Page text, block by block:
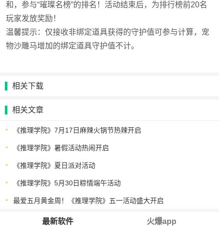
和，参与“璀璨名榜”的排名！活动结束后，为排行榜前20名
玩家发放奖励！
温馨提示：仅接收非绑定道具获得的守护值可参与计算，宠
物沙雕马增加的绑定道具守护值不计。
相关下载
相关文章
《推理学院》7月17日麻辣火锅节热辣开启
《推理学院》暑假活动热闹开启
《推理学院》夏日派对活动
《推理学院》5月30日粽情端午活动
最爱五月黄金周！《推理学院》五一活动盛大开启
最新软件 火爆app